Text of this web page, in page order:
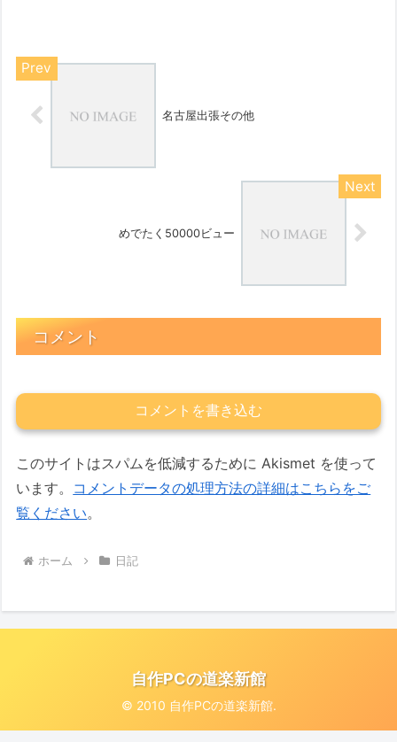
名古屋出張その他
めでたく50000ビュー
コメント
コメントを書き込む
このサイトはスパムを低減するために Akismet を使って
います。 コメントデータの処理方法の詳細はこちらをご
覧ください。
ホーム 日記
自作PCの道楽新館
© 2010 自作PCの道楽新館.